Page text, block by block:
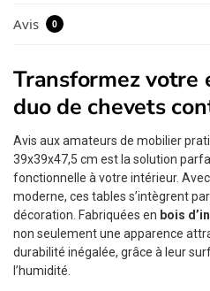
Avis 0
Transformez votre
duo de chevets
Avis aux amateurs de mobilier
39x39x47,5 cm est la solution
fonctionnelle à votre intérieur.
moderne, ces tables s’intègrent
décoration. Fabriquées en bois
non seulement une apparence
durabilité inégalée, grâce à leur
l’humidité.